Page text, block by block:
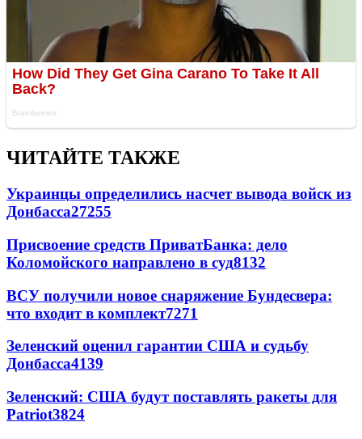
ЧИТАЙТЕ ТАКЖЕ
Украинцы определились насчет вывода войск из
Донбасса27255
Присвоение средств ПриватБанка: дело
Коломойского направлено в суд8132
ВСУ получили новое снаряжение Бундесвера:
что входит в комплект7271
Зеленский оценил гарантии США и судьбу
Донбасса4139
Зеленский: США будут поставлять ракеты для
Patriot3824